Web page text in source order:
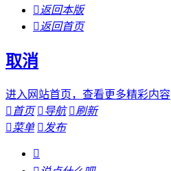
 返回本版
 返回首页
取消
进入网站首页，查看更多精彩内容
 首页  导航 刷新
菜单 发布
